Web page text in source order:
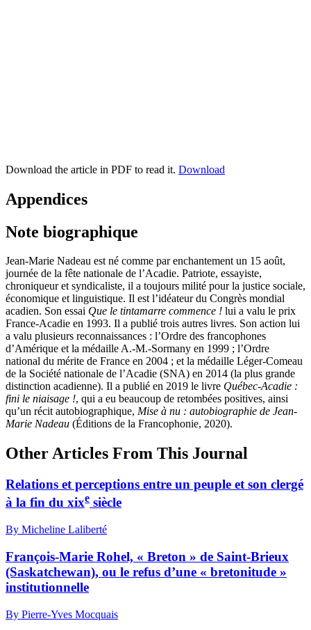
Download the article in PDF to read it. Download
Appendices
Note biographique
Jean-Marie Nadeau est né comme par enchantement un 15 août,
journée de la fête nationale de l’Acadie. Patriote, essayiste,
chroniqueur et syndicaliste, il a toujours milité pour la justice sociale,
économique et linguistique. Il est l’idéateur du Congrès mondial
acadien. Son essai Que le tintamarre commence ! lui a valu le prix
France-Acadie en 1993. Il a publié trois autres livres. Son action lui
a valu plusieurs reconnaissances : l’Ordre des francophones
d’Amérique et la médaille A.-M.-Sormany en 1999 ; l’Ordre
national du mérite de France en 2004 ; et la médaille Léger-Comeau
de la Société nationale de l’Acadie (SNA) en 2014 (la plus grande
distinction acadienne). Il a publié en 2019 le livre Québec-Acadie :
fini le niaisage !, qui a eu beaucoup de retombées positives, ainsi
qu’un récit autobiographique, Mise à nu : autobiographie de Jean-
Marie Nadeau (Éditions de la Francophonie, 2020).
Other Articles From This Journal
Relations et perceptions entre un peuple et son clergé
à la fin du xixe siècle
By Micheline Laliberté
François-Marie Rohel, « Breton » de Saint-Brieux
(Saskatchewan), ou le refus d’une « bretonitude »
institutionnelle
By Pierre-Yves Mocquais